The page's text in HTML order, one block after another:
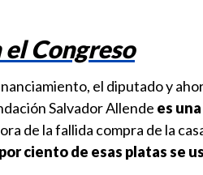
Congreso
el diputado y
Salvador Allende es
de la fallida compra de la
ciento de esas platas se